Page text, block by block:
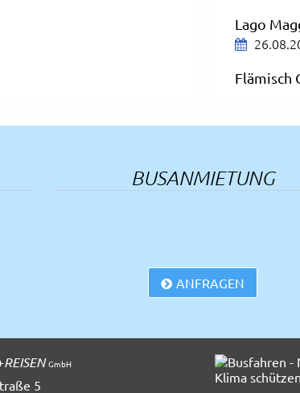
Lago
Flämisch
BUSANMIETUNG
ANFRAGEN
REISEN GmbH
5